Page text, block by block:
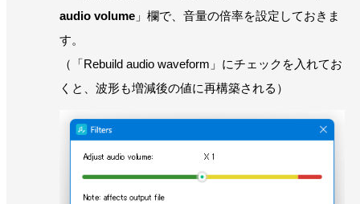
audio volume 」欄で、音量の倍率を設定しておきま
す。
（「Rebuild audio waveform」にチェックを入れてお
くと、波形も増減後の値に再構築される）